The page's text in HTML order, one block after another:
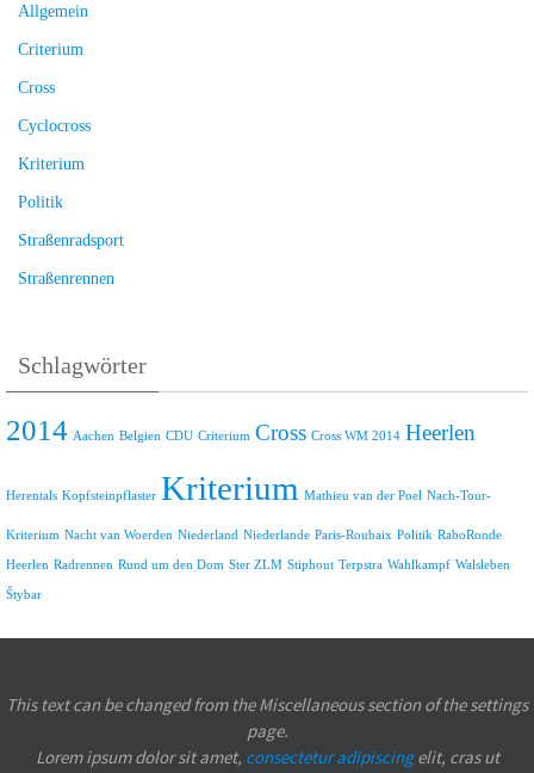
Allgemein
Criterium
Cross
Cyclocross
Kriterium
Politik
Straßenradsport
Straßenrennen
Schlagwörter
2014 Aachen Belgien CDU Criterium Cross Cross WM 2014 Heerlen
Herentals Kopfsteinpflaster Kriterium Mathieu van der Poel Nach-Tour-
Kriterium Nacht van Woerden Niederland Niederlande Paris-Roubaix Politik RaboRonde
Heerlen Radrennen Rund um den Dom Ster ZLM Stiphout Terpstra Wahlkampf Walsleben
Štybar
This text can be changed from the Miscellaneous section of the settings
page.
Lorem ipsumdolor sit amet, consectetur adipiscingelit, cras ut